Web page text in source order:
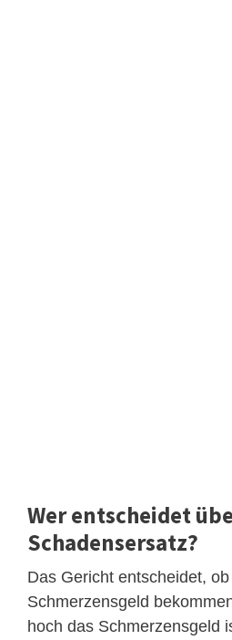
Wer entscheidet
Schadensersatz?
Das Gericht entscheidet,
Schmerzensgeld
hoch das Schmerzensgeld